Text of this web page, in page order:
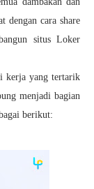
dengan cara share
situs Loker
kerja yang tertarik
menjadi bagian
berikut: